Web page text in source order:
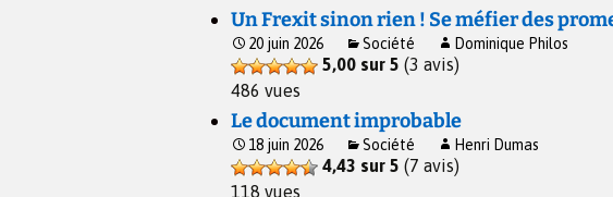
Un Frexit sinon rien ! Se méfier des
20 juin 2026 Société Dominique Philos
5,00 sur 5 (3 avis)
486 vues
Le document improbable
18 juin 2026 Société Henri Dumas
4,43 sur 5 (7 avis)
118 vues